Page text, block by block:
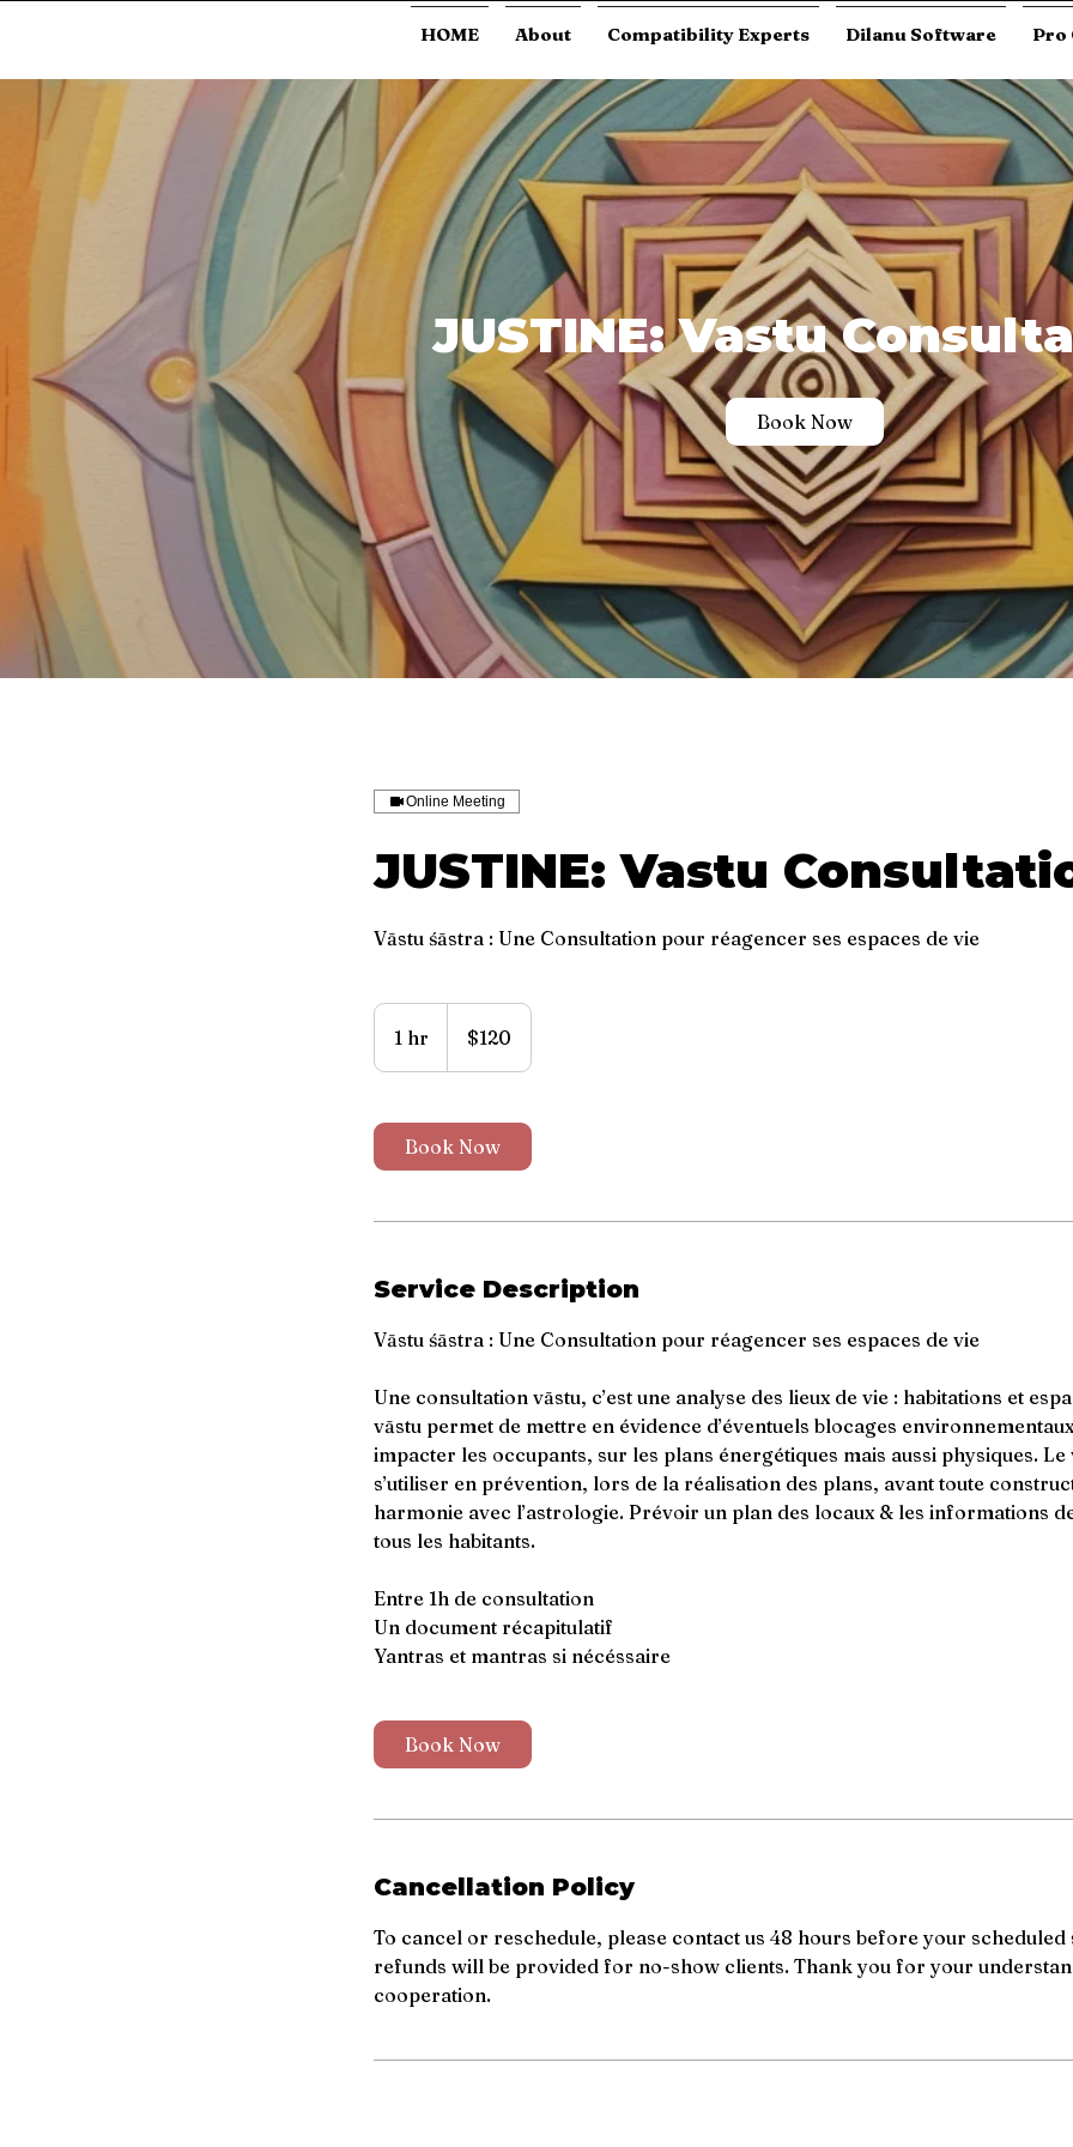
HOME About Compatibility Experts Dilanu Software Pro
JUSTINE: Vastu
Book Now
Online Meeting
JUSTINE: Vastu
Vāstu śāstra : Une Consultation pour réagencer ses espaces de vie
1 hr
h
dollars$120
Book Now
Service Description
Vāstu śāstra : Une Consultation pour réagencer ses espaces de vie
Une consultation vāstu, c’est une analyse des lieux de vie : habitations et
vāstu permet de mettre en évidence d’éventuels blocages
impacter les occupants, sur les plans énergétiques mais aussi physiques. Le
s’utiliser en prévention, lors de la réalisation des plans, avant toute
harmonie avec l’astrologie. Prévoir un plan des locaux & les informations
tous les habitants.
Entre 1h de consultation
Un document récapitulatif
Yantras et mantras si nécéssaire
Book Now
Cancellation Policy
To cancel or reschedule, please contact us 48 hours before your scheduled
refunds will be provided for no-show clients. Thank you for your
cooperation.